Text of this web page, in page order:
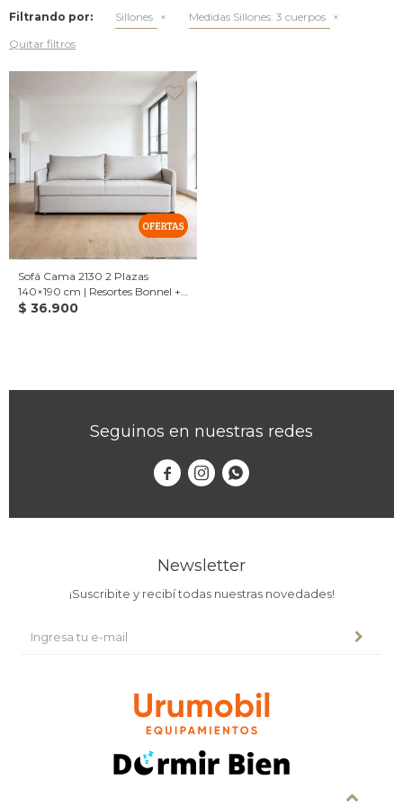
Filtrando por: Sillones Medidas Sillones: 3 cuerpos
Quitar filtros
Sofá Cama 2130 2 Plazas
140×190 cm | Resortes Bonnel +
Espuma D28
$ 36.900
Seguinos en nuestras redes
  
Newsletter
¡Suscribite y recibí todas nuestras novedades!